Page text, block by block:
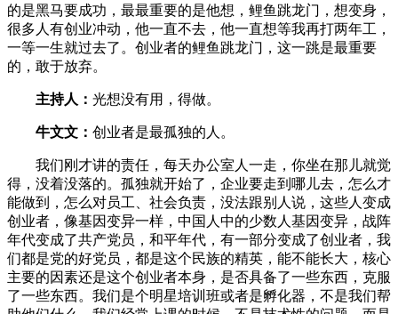
的是黑马要成功，最最重要的是他想，鲤鱼跳龙门，想变身，
很多人有创业冲动，他一直不去，他一直想等我再打两年工，
一等一生就过去了。创业者的鲤鱼跳龙门，这一跳是最重要
的，敢于放弃。
主持人： 光想没有用，得做。
牛文文： 创业者是最孤独的人。
我们刚才讲的责任，每天办公室人一走，你坐在那儿就觉
得，没着没落的。孤独就开始了，企业要走到哪儿去，怎么才
能做到，怎么对员工、社会负责，没法跟别人说，这些人变成
创业者，像基因变异一样，中国人中的少数人基因变异，战阵
年代变成了共产党员，和平年代，有一部分变成了创业者，我
们都是党的好党员，都是这个民族的精英，能不能长大，核心
主要的因素还是这个创业者本身，是否具备了一些东西，克服
了一些东西。我们是个明星培训班或者是孵化器，不是我们帮